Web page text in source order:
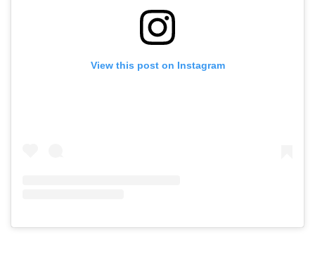
View this post on Instagram